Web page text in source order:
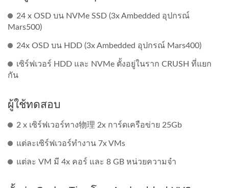
24 x OSD บน NVMe SSD (3x Ambedded อุปกรณ์
Mars500)
24x OSD บน HDD (3x Ambedded อุปกรณ์ Mars400)
เซิร์ฟเวอร์ HDD และ NVMe ตั้งอยู่ในราก CRUSH ที่แยก
กัน
ผู้ใช้ทดสอบ
2 x เซิร์ฟเวอร์ทาง物理 2x การ์ดเครือข่าย 25Gb
แต่ละเซิร์ฟเวอร์ทำงาน 7x VMs
แต่ละ VM มี 4x คอร์ และ 8 GB หน่วยความจำ